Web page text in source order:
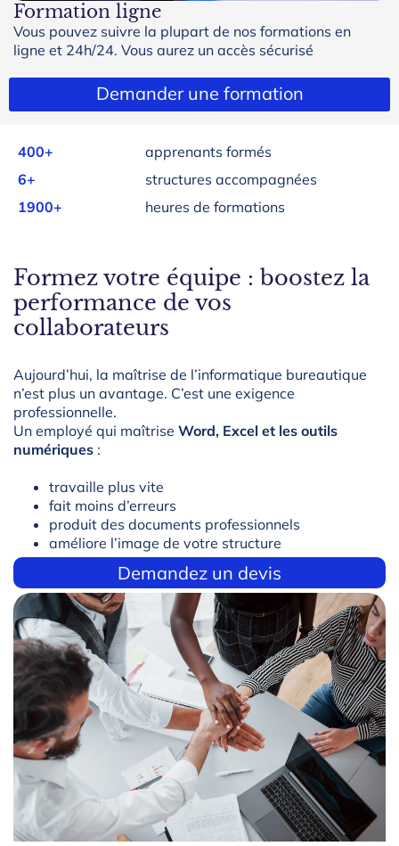
Formation ligne
Vous pouvez suivre la plupart de nos formations en
ligne et 24h/24. Vous aurez un accès sécurisé
Demander une formation
400+
apprenants formés
6+
structures accompagnées
1900+
heures de formations
Formez votre équipe : boostez la
performance de vos
collaborateurs
Aujourd’hui, la maîtrise de l’informatique bureautique
n’est plus un avantage. C’est une exigence
professionnelle.
Un employé qui maîtrise Word, Excel et les outils
numériques :
travaille plus vite
fait moins d’erreurs
produit des documents professionnels
améliore l’image de votre structure
Demandez un devis